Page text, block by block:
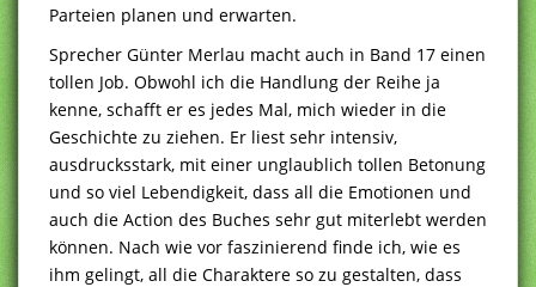
Parteien planen und erwarten.
Sprecher Günter Merlau macht auch in Band 17 einen
tollen Job. Obwohl ich die Handlung der Reihe ja
kenne, schafft er es jedes Mal, mich wieder in die
Geschichte zu ziehen. Er liest sehr intensiv,
ausdrucksstark, mit einer unglaublich tollen Betonung
und so viel Lebendigkeit, dass all die Emotionen und
auch die Action des Buches sehr gut miterlebt werden
können. Nach wie vor faszinierend finde ich, wie es
ihm gelingt, all die Charaktere so zu gestalten, dass